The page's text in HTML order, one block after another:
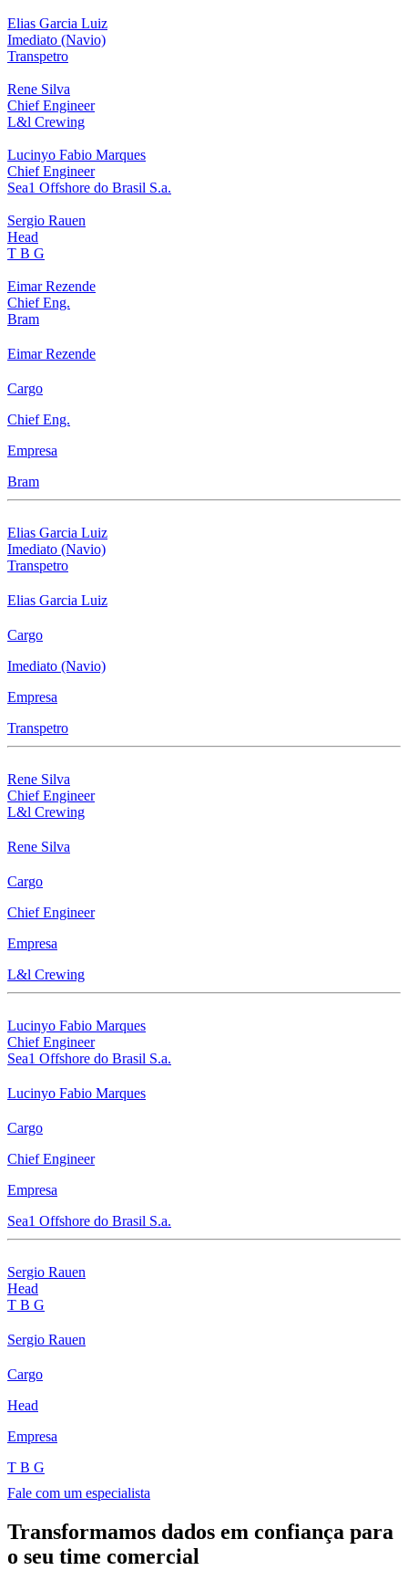
Elias Garcia Luiz
Imediato (Navio)
Transpetro
Rene Silva
Chief Engineer
L&l Crewing
Lucinyo Fabio Marques
Chief Engineer
Sea1 Offshore do Brasil S.a.
Sergio Rauen
Head
T B G
Eimar Rezende
Chief Eng.
Bram
Eimar Rezende
Cargo
Chief Eng.
Empresa
Bram
Elias Garcia Luiz
Imediato (Navio)
Transpetro
Elias Garcia Luiz
Cargo
Imediato (Navio)
Empresa
Transpetro
Rene Silva
Chief Engineer
L&l Crewing
Rene Silva
Cargo
Chief Engineer
Empresa
L&l Crewing
Lucinyo Fabio Marques
Chief Engineer
Sea1 Offshore do Brasil S.a.
Lucinyo Fabio Marques
Cargo
Chief Engineer
Empresa
Sea1 Offshore do Brasil S.a.
Sergio Rauen
Head
T B G
Sergio Rauen
Cargo
Head
Empresa
T B G
Fale com um especialista
Transformamos dados em confiança para
o seu time comercial